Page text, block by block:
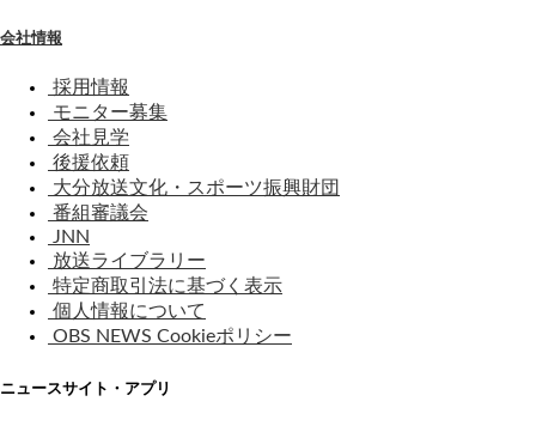
会社情報
採用情報
モニター募集
会社見学
後援依頼
大分放送文化・スポーツ振興財団
番組審議会
JNN
放送ライブラリー
特定商取引法に基づく表示
個人情報について
OBS NEWS Cookieポリシー
ニュースサイト・アプリ